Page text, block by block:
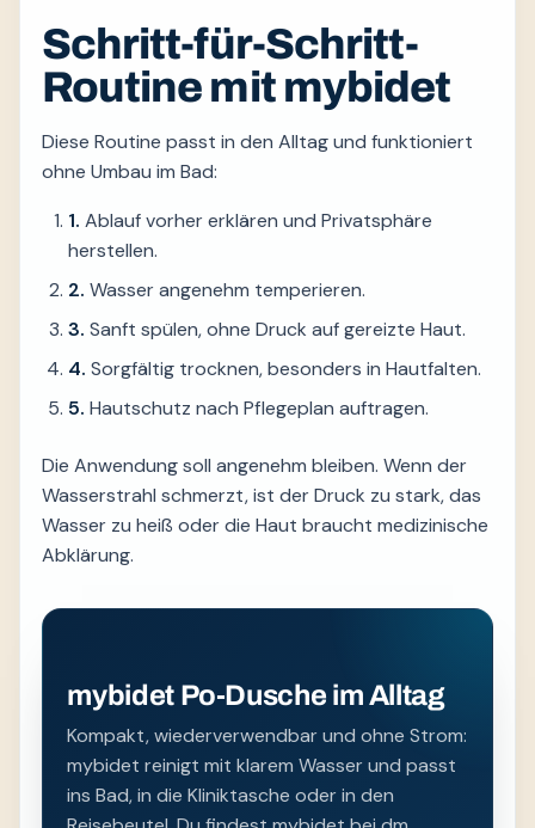
Schritt-für-Schritt-
Routine mit mybidet
Diese Routine passt in den Alltag und funktioniert
ohne Umbau im Bad:
1. Ablauf vorher erklären und Privatsphäre
herstellen.
2. Wasser angenehm temperieren.
3. Sanft spülen, ohne Druck auf gereizte Haut.
4. Sorgfältig trocknen, besonders in Hautfalten.
5. Hautschutz nach Pflegeplan auftragen.
Die Anwendung soll angenehm bleiben. Wenn der
Wasserstrahl schmerzt, ist der Druck zu stark, das
Wasser zu heiß oder die Haut braucht medizinische
Abklärung.
mybidet Po-Dusche im Alltag
Kompakt, wiederverwendbar und ohne Strom:
mybidet reinigt mit klarem Wasser und passt
ins Bad, in die Kliniktasche oder in den